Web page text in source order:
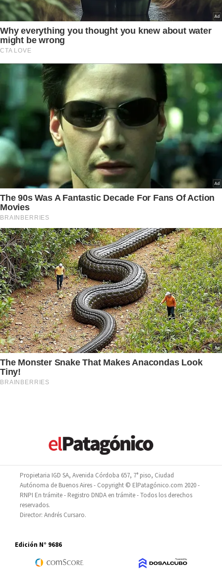
Propietaria IGD SA, Avenida Córdoba 657, 7° piso, Ciudad
Autónoma de Buenos Aires - Copyright © ElPatagónico.com 2020 -
RNPI En trámite - Registro DNDA en trámite - Todos los derechos
reservados.
Director: Andrés Cursaro.
Edición N° 9686